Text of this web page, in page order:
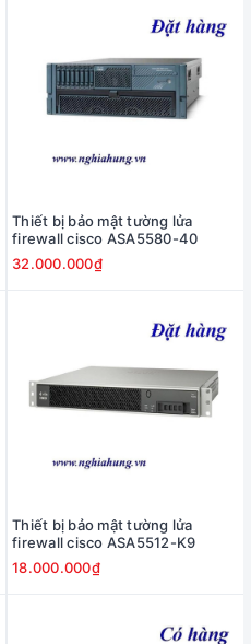
Thiết bị bảo mật tường lửa
firewall cisco ASA5580-40
32.000.000₫
Thiết bị bảo mật tường lửa
firewall cisco ASA5512-K9
18.000.000₫